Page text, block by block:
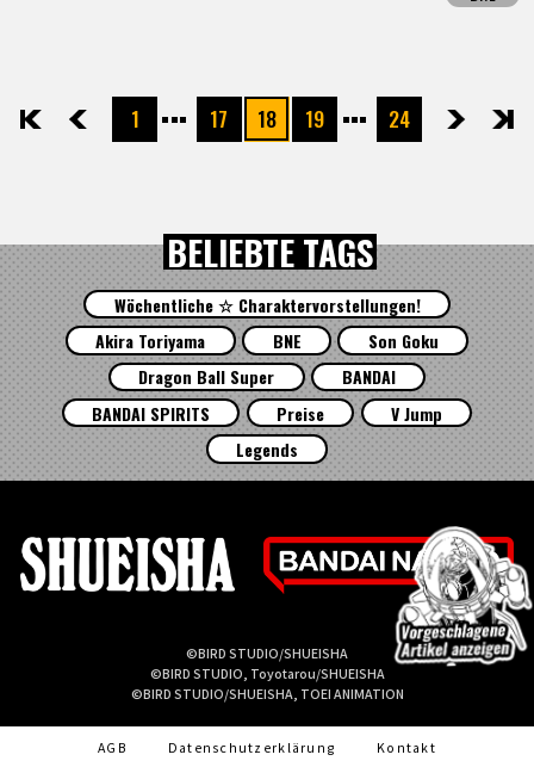
先頭 前へ1 17 18 19 24次へ最後
BELIEBTE TAGS
Wöchentliche ☆ Charaktervorstellungen!
Akira Toriyama
BNE
Son Goku
Dragon Ball Super
BANDAI
BANDAI SPIRITS
Preise
V Jump
Legends
©BIRD STUDIO/SHUEISHA
©BIRD STUDIO, Toyotarou/SHUEISHA
©BIRD STUDIO/SHUEISHA, TOEI ANIMATION
AGB Datenschutzerklärung Kontakt